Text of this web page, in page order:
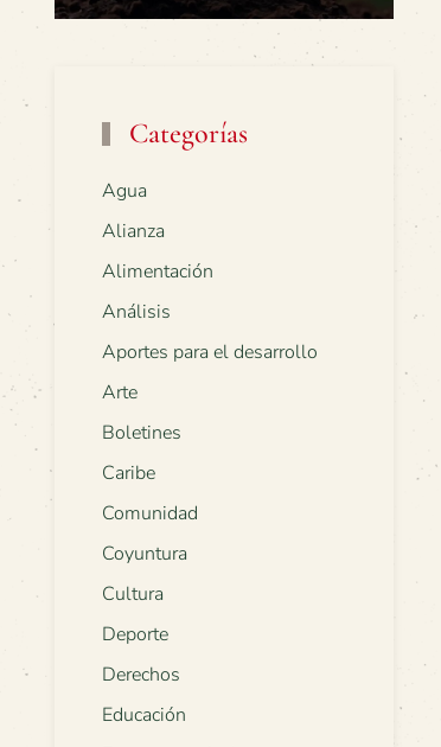
Categorías
Agua
Alianza
Alimentación
Análisis
Aportes para el desarrollo
Arte
Boletines
Caribe
Comunidad
Coyuntura
Cultura
Deporte
Derechos
Educación